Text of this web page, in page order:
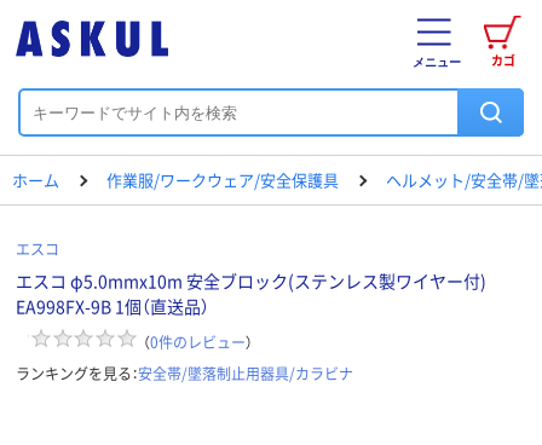
カゴ
メニュー
ホーム 作業服/ワークウェア/安全保護具 ヘルメット/安全帯/
エスコ
エスコ φ5.0mmx10m 安全ブロック(ステンレス製ワイヤー付)
EA998FX-9B 1個（直送品）
（0件のレビュー）
ランキングを見る：安全帯/墜落制止用器具/カラビナ